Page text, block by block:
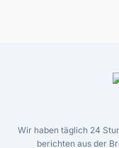
Wir haben täglich 24
berichten aus der